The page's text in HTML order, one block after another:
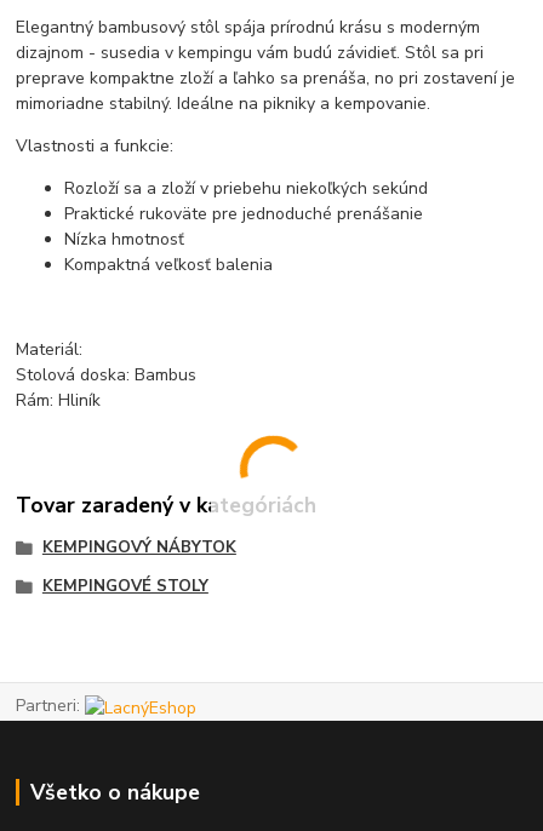
Elegantný bambusový stôl spája prírodnú krásu s moderným
dizajnom - susedia v kempingu vám budú závidieť. Stôl sa pri
preprave kompaktne zloží a ľahko sa prenáša, no pri zostavení je
mimoriadne stabilný. Ideálne na pikniky a kempovanie.
Vlastnosti a funkcie:
Rozloží sa a zloží v priebehu niekoľkých sekúnd
Praktické rukoväte pre jednoduché prenášanie
Nízka hmotnosť
Kompaktná veľkosť balenia
Materiál:
Stolová doska: Bambus
Rám: Hliník
Tovar zaradený v kategóriách
KEMPINGOVÝ NÁBYTOK
KEMPINGOVÉ STOLY
Partneri:
Všetko o nákupe